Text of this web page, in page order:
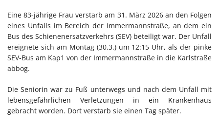
Eine 83-jährige Frau verstarb am 31. März 2026 an den Folgen
eines Unfalls im Bereich der Immermannstraße, an dem ein
Bus des Schienenersatzverkehrs (SEV) beteiligt war. Der Unfall
ereignete sich am Montag (30.3.) um 12:15 Uhr, als der pinke
SEV-Bus am Kap1 von der Immermannstraße in die Karlstraße
abbog.
Die Seniorin war zu Fuß unterwegs und nach dem Unfall mit
lebensgefährlichen Verletzungen in ein Krankenhaus
gebracht worden. Dort verstarb sie einen Tag später.